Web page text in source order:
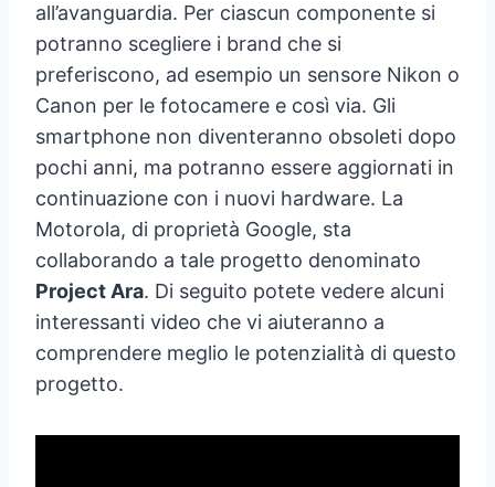
all’avanguardia. Per ciascun componente si
potranno scegliere i brand che si
preferiscono, ad esempio un sensore Nikon o
Canon per le fotocamere e così via. Gli
smartphone non diventeranno obsoleti dopo
pochi anni, ma potranno essere aggiornati in
continuazione con i nuovi hardware. La
Motorola, di proprietà Google, sta
collaborando a tale progetto denominato
Project Ara. Di seguito potete vedere alcuni
interessanti video che vi aiuteranno a
comprendere meglio le potenzialità di questo
progetto.